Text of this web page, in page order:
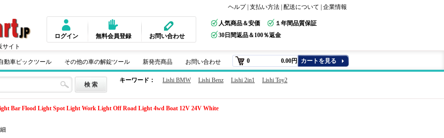
イト
ヘルプ 支払い方法 配送について 企業情報
ログイン 無料会員登録 お問い合わせ
人気商品＆安価
１年間品質保証
30日間返品＆100％返金
動車ピックツール その他の車の解錠ツール 新発売商品 お問い合わせ 0 0.00円 カートを見る
キーワード： Lishi BMW Lishi Benz Lishi 2in1 Lishi Toy2
Bar Flood Light Spot Light Work Light Off Road Light 4wd Boat 12V 24V White